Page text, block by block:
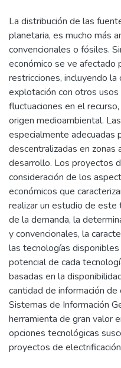
La distribución de las
planetaria, es mucho más
convencionales o fósiles.
económico se ve afectado
restricciones, incluyendo
explotación con otros
fluctuaciones en el
origen medioambiental.
especialmente adecuadas
descentralizadas en zonas
desarrollo. Los proyectos
consideración de los
económicos que
realizar un estudio de
de la demanda, la
y convencionales, la
las tecnologías
potencial de cada
basadas en la
cantidad de información
Sistemas de Información
herramienta de gran valor
opciones tecnológicas
proyectos de